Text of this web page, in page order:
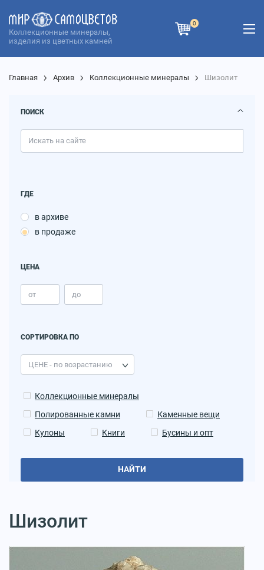
Коллекционные минералы,
изделия из цветных камней
0
Главная Архив Коллекционные минералы Шизолит
ПОИСК
ГДЕ
в архиве
в продаже
ЦЕНА
СОРТИРОВКА ПО
Коллекционные минералы
Полированные камни
Каменные вещи
Кулоны
Книги Бусины и опт
НАЙТИ
Шизолит